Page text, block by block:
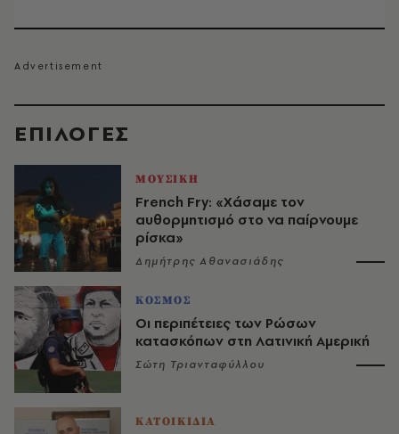
EΠΙΛΟΓΈΣ
ΜΟΥΣΙΚΗ
French Fry: «Χάσαμε τον
αυθορμητισμό στο να παίρνουμε
ρίσκα»
Δημήτρης Αθανασιάδης
ΚΟΣΜΟΣ
Οι περιπέτειες των Ρώσων
κατασκόπων στη Λατινική Αμερική
Σώτη Τριανταφύλλου
ΚΑΤΟΙΚΙΔΙΑ